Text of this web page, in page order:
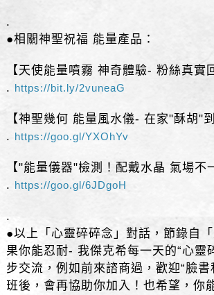
.
●相關神聖祝福 能量產品：
【天使能量噴霧 神奇體驗- 粉絲真實
. https://bit.ly/2vuneaG
【神聖幾何 能量風水儀- 在家"酥胡"
. https://goo.gl/YXOhYv
【"能量儀器"檢測！配戴水晶 氣場不
. https://goo.gl/6JDgoH
.
●以上「心靈碎碎念」對話，節錄自
果你能忍耐- 我傑克希每一天的“心靈
步交流，例如前來諮商過，歡迎“臉
班後，會再協助你加入！也希望，你